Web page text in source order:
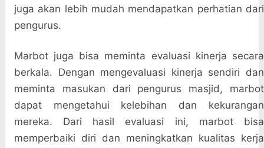
juga akan lebih mudah mendapatkan perhatian dari
pengurus.
Marbot juga bisa meminta evaluasi kinerja secara
berkala. Dengan mengevaluasi kinerja sendiri dan
meminta masukan dari pengurus masjid, marbot
dapat mengetahui kelebihan dan kekurangan
mereka. Dari hasil evaluasi ini, marbot bisa
memperbaiki diri dan meningkatkan kualitas kerja